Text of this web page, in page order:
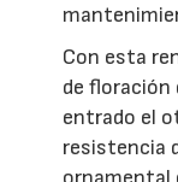
Con esta
de floración
entrado el
resistencia